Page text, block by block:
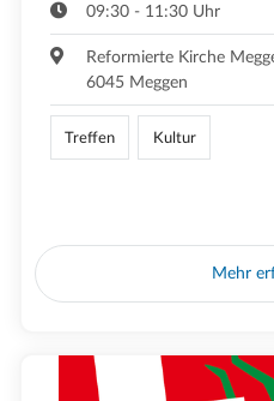
09:30 - 11:30 Uhr
Reformierte Kirche
6045 Meggen
Treffen Kultur
Mehr